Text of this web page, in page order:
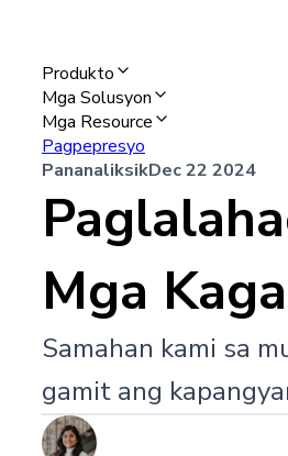
Produkto
Mga Solusyon
Mga Resource
Pagpepresyo
PananaliksikDec 22 2024
Mga
Samahan kami sa
gamit ang